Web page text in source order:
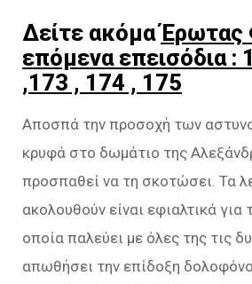
Δείτε ακόμαΈρωτας
επόμενα επεισόδια :
,173 , 174 , 175
Αποσπά την προσοχή των
κρυφά στο δωμάτιο της
προσπαθεί να τη σκοτώσει. Τα
ακολουθούν είναι εφιαλτικά για
οποία παλεύει με όλες της τις
απωθήσει τηv επίδοξη